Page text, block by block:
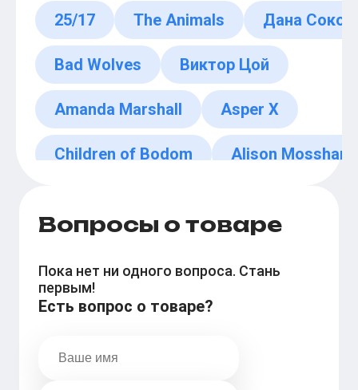
25/17 The Animals Дана
Bad Wolves Виктор Цой
Amanda Marshall Asper X
Children of Bodom Alison Mosshart
Вопросы о товаре
Пока нет ни одного вопроса. Стань
первым!
Есть вопрос о товаре?